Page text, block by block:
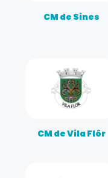
CM de Sines
CM de Vila Flôr